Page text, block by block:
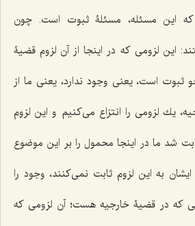
این مسئله، مسئلۀ ثبوت است. چون
این لزومى كه در اینجا از آن لزوم قضیۀ
ثبوت است، یعنى وجود ندارد، یعنى ما از
یك لزومى را انتزاع مى‌كنیم و این لزوم
شد ما در اینجا محمول را بر این موضوع
به این لزوم ثابت نمى‌كنند، وجود را
كه در قضیۀ خارجیه هست؛ آن لزومى كه